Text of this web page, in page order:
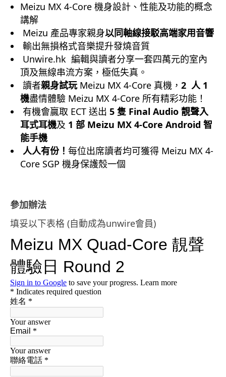
Meizu MX 4-Core 機身設計、性能及功能的概念
講解
Meizu 產品專家親身以同軸線接駁高端家用音響
輸出無損格式音樂提升發燒音質
Unwire.hk 編輯與讀者分享一套四萬元的室內
頂及無線串流方案，極低失真。
讀者親身試玩Meizu MX 4-Core 真機， 2 人 1
機盡情體驗 Meizu MX 4-Core 所有精彩功能！
有機會贏取 ECT 送出 5 隻 Final Audio 靚聲入
耳式耳機及 1 部 Meizu MX 4-Core Android 智
能手機
人人有份！ 每位出席讀者均可獲得 Meizu MX 4-
Core SGP 機身保護殼一個
參加辦法
填妥以下表格 (自動成為unwire會員)